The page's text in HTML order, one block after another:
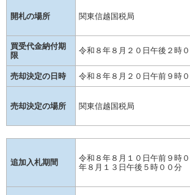
開札の場所 関東信越国税局
買受代金納付期
限
令和８年８月２０日午後２時
売却決定の日時 令和８年８月２０日午前９時
売却決定の場所 関東信越国税局
追加入札期間
令和８年８月１０日午前９
年８月１３日午後５時００分